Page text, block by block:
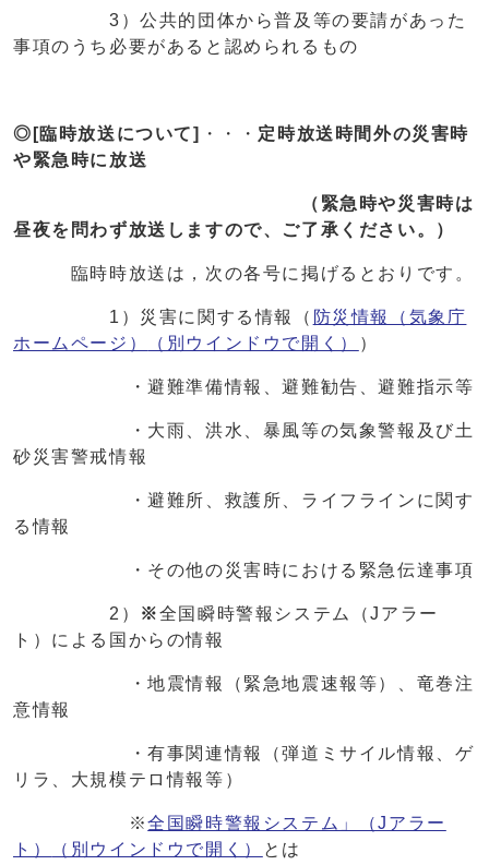
3）公共的団体から普及等の要請があった
事項のうち必要があると認められるもの
◎[臨時放送について] ・・・ 定時放送時間外の災害時
や緊急時に放送
（緊急時や災害時は
昼夜を問わず放送しますので、ご了承ください。）
臨時時放送は，次の各号に掲げるとおりです。
1）災害に関する情報（ 防災情報（気象庁
ホームページ）
（別ウインドウで開く） ）
・避難準備情報、避難勧告、避難指示等
・大雨、洪水、暴風等の気象警報及び土
砂災害警戒情報
・避難所、救護所、ライフラインに関す
る情報
・その他の災害時における緊急伝達事項
2） ※全国瞬時警報システム（Jアラー
ト）による国からの情報
・地震情報（緊急地震速報等）、竜巻注
意情報
・有事関連情報（弾道ミサイル情報、ゲ
リラ、大規模テロ情報等）
※全国瞬時警報システム」（Jアラー
ト）
（別ウインドウで開く） とは